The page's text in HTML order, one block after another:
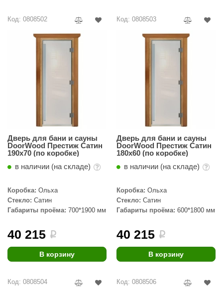
Design
2000
Код: 0808502
Дверь для бани и сауны
DoorWood Престиж Сатин
190х70 (по коробке)
в наличии (на складе)
Коробка: Ольха
Стекло: Сатин
Габариты проёма: 700*1900 мм
40 215 i
В корзину
Код: 0808503
Дверь для бани и сауны
DoorWood Престиж Сатин
180х60 (по коробке)
в наличии (на складе)
Коробка: Ольха
Стекло: Сатин
Габариты проёма: 600*1800 мм
40 215 i
В корзину
Код: 0808504 Код: 0808506